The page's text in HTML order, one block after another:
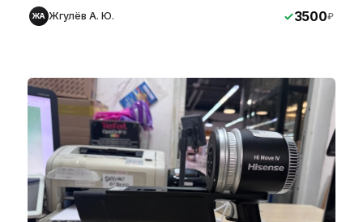
ЖА Жгулёв А. Ю. 3500₽